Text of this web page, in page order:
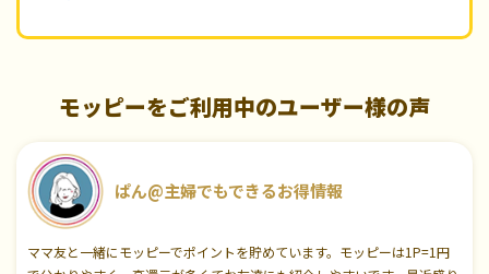
モッピーをご利用中のユーザー様の声
ぱん@主婦でもできるお得情報
ママ友と一緒にモッピーでポイントを貯めています。モッピーは1P=1円